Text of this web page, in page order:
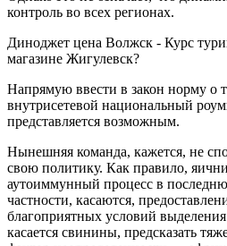
контроль во всех регионах.
Диноджет цена Волжск - Курс
магазине Жигулевск?
Напрямую ввести в закон норму о
внутрисетевой национальный
представляется возможным.
Нынешняя команда, кажется, не
свою политику. Как правило,
аутоиммунный процесс в
частности, касаются,
благоприятных условий
касается свинины, предсказать